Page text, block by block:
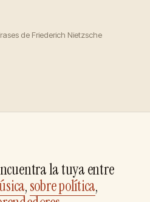
de Friederich Nietzsche
la tuya entre
,sobre política,